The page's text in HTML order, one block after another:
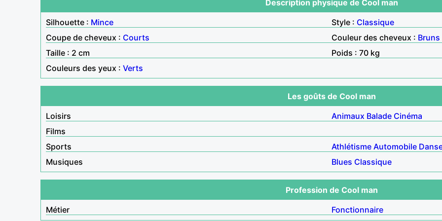
Description physique de Cool man
Silhouette : Mince Style : Classique
Coupe de cheveux : Courts Couleur des cheveux : Bruns
Taille : 2 cm
Poids : 70 kg
Couleurs des yeux : Verts
Les goûts de Cool man
Loisirs
Animaux Balade Cinéma
Films
Sports
Athlétisme Automobile
Musiques
Blues Classique
Profession de Cool man
Métier
Fonctionnaire